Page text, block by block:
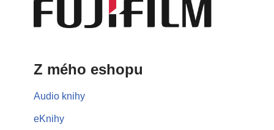
Z mého eshopu
Audio knihy
eKnihy